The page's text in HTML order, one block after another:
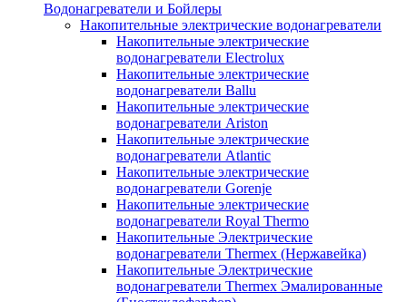
Водонагреватели и Бойлеры
Накопительные электрические водонагреватели
Накопительные электрические
водонагреватели Electrolux
Накопительные электрические
водонагреватели Ballu
Накопительные электрические
водонагреватели Ariston
Накопительные электрические
водонагреватели Atlantic
Накопительные электрические
водонагреватели Gorenje
Накопительные электрические
водонагреватели Royal Thermo
Накопительные Электрические
водонагреватели Thermex (Нержавейка)
Накопительные Электрические
водонагреватели Thermex Эмалированные